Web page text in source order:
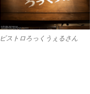
ビストロろっくうぇるさん